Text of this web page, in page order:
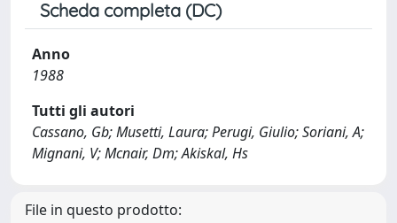
Scheda completa (DC)
Anno
1988
Tutti gli autori
Cassano, Gb; Musetti, Laura; Perugi, Giulio; Soriani, A;
Mignani, V; Mcnair, Dm; Akiskal, Hs
File in questo prodotto: